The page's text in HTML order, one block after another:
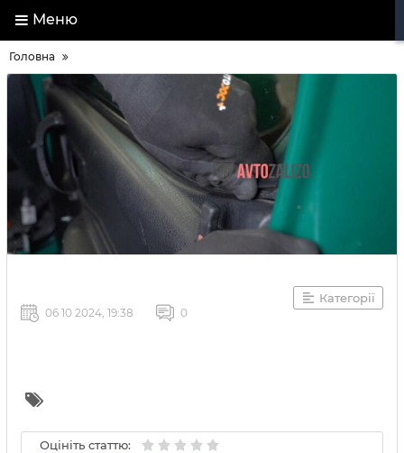
Меню
Головна
Категорії
06 10 2024, 19:38 0
Оцініть статтю: